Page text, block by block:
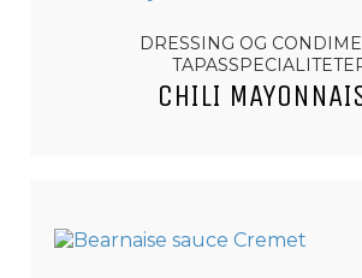
DRESSING OG
CHILI